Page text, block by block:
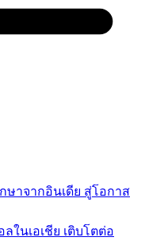
าจากอินเดีย สู่โอกาส
ในเอเชีย เติบโตต่อ